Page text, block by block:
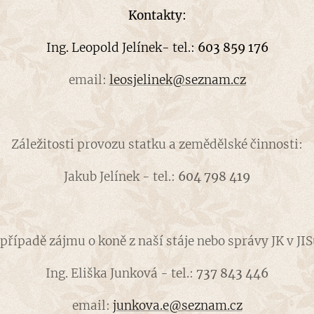
Kontakty:
Ing. Leopold Jelínek- tel.:603 859 176
email:leosjelinek@seznam.cz
Záležitosti provozu statku a zemědělské činnosti:
Jakub Jelínek - tel.:604 798 419
zájmu o koně z naší stáje nebo správy JK v
Ing. Eliška Junková - tel.: 737 843 446
email:junkova.e@seznam.cz